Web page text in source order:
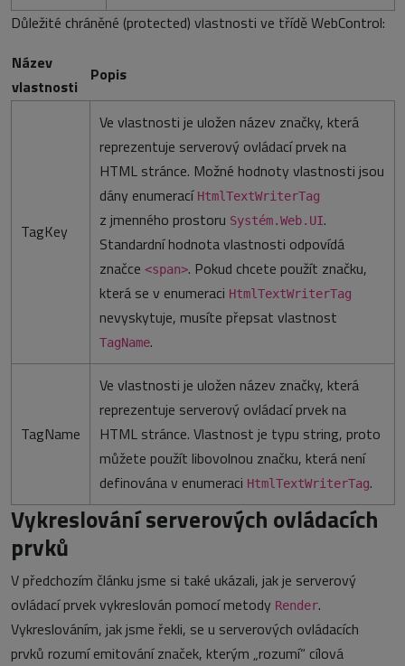
Důležité chráněné (protected) vlastnosti ve třídě WebControl:
Název
vlastnosti
Popis
TagKey
Ve vlastnosti je uložen název značky, která
reprezentuje serverový ovládací prvek na
HTML stránce. Možné hodnoty vlastnosti jsou
dány enumerací HtmlTextWriterTag
z jmenného prostoru Systém.Web.UI.
Standardní hodnota vlastnosti odpovídá
značce <span>. Pokud chcete použít značku,
která se v enumeraci HtmlTextWriterTag
nevyskytuje, musíte přepsat vlastnost
TagName.
TagName
Ve vlastnosti je uložen název značky, která
reprezentuje serverový ovládací prvek na
HTML stránce. Vlastnost je typu string, proto
můžete použít libovolnou značku, která není
definována v enumeraci HtmlTextWriterTag.
Vykreslování serverových ovládacích
prvků
V předchozím článku jsme si také ukázali, jak je serverový
ovládací prvek vykreslován pomocí metody Render.
Vykreslováním, jak jsme řekli, se u serverových ovládacích
prvků rozumí emitování značek, kterým „rozumí“ cílová